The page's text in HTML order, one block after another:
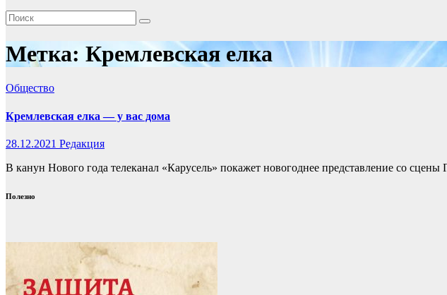
Метка: Кремлевская елка
Общество
Кремлевская елка — у вас дома
28.12.2021 Редакция
В канун Нового года телеканал «Карусель» покажет новогоднее представление со
Полезно